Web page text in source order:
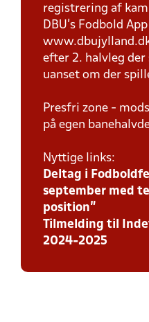
registrering af
DBU’s Fodbold
efter 2. halvleg der
uanset om der
Presfri zone -
på egen
Nyttige links:
Deltag i
september med
position”
Tilmelding til
2024-2025